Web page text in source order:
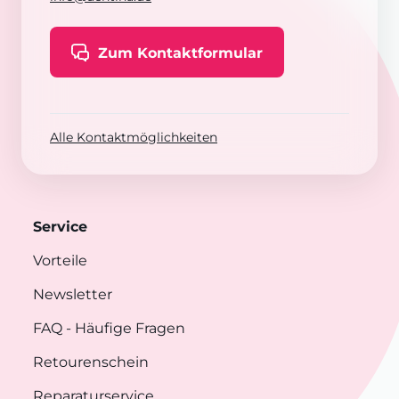
Zum Kontaktformular
Alle Kontaktmöglichkeiten
Service
Vorteile
Newsletter
FAQ - Häufige Fragen
Retourenschein